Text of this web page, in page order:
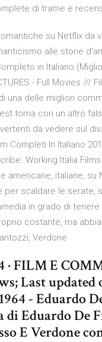
di trame e
su Netflix da
alle storie
in Italiano
- Full Movies
una delle migliori
torna con un altro
da vedere sul
Completi In Italiano
Working Italia
americane, italiane,
per scaldare le serate,
in grado di tenere
costante, ma
Verdone
· FILM E
Last updated
- Eduardo
di Eduardo De
E Verdone